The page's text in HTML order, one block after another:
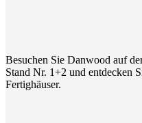
Besuchen Sie Danwood auf
Stand Nr. 1+2 und entdecken
Fertighäuser.